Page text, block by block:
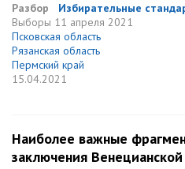
Разбор
Избирательные
Выборы 11 апреля 2021
Псковская область
Рязанская область
Пермский край
15.04.2021
Наиболее важные
заключения